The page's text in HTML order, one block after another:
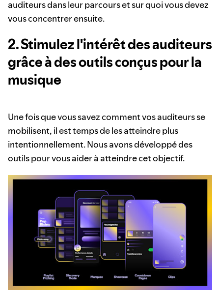
auditeurs dans leur parcours et sur quoi vous devez
vous concentrer ensuite.
2. Stimulez l'intérêt des auditeurs
grâce à des outils conçus pour la
musique
Une fois que vous savez comment vos auditeurs se
mobilisent, il est temps de les atteindre plus
intentionnellement. Nous avons développé des
outils pour vous aider à atteindre cet objectif.